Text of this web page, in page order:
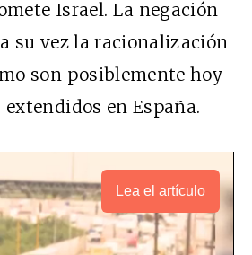
Israel. La negación
su vez la racionalización
son posiblemente hoy
en España.
Lea el artículo